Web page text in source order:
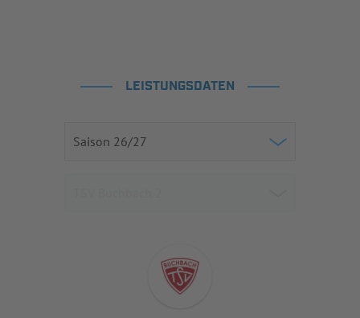
LEISTUNGSDATEN